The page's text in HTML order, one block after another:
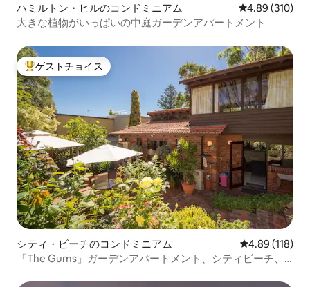
ハミルトン・ヒルのコンドミニアム レビュー310
4.89 (310)
大きな植物がいっぱいの中庭ガーデンアパートメント
大好評のゲストチョイスです。
ゲストチョイス
シティ・ビーチのコンドミニアム レビュー118
4.89 (118)
「The Gums」ガーデンアパートメント、シティビーチ、